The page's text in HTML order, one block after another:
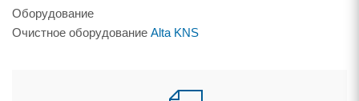
Оборудование
Очистное оборудование Alta KNS